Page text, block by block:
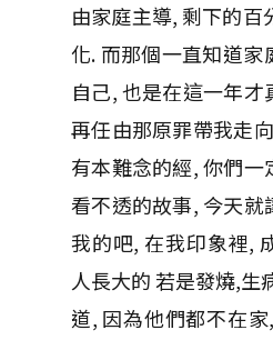
由家庭主導, 剩下的百
化. 而那個一直知道家
自己, 也是在這一年
再任由那原罪帶我走
有本難念的經, 你們一
看不透的故事, 今天就
我的吧, 在我印象裡,
人長大的 若是發燒,生
道, 因為他們都不在